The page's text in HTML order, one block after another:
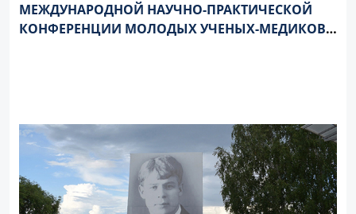
МЕЖДУНАРОДНОЙ НАУЧНО-ПРАКТИЧЕСКОЙ
КОНФЕРЕНЦИИ МОЛОДЫХ УЧЕНЫХ-МЕДИКОВ